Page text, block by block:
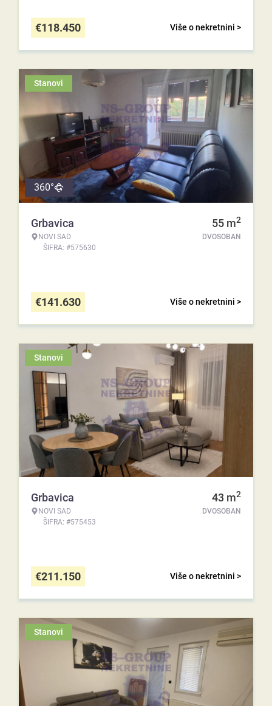
Više o nekretnini >
€118.450
Stanovi
360°
Grbavica
NOVI SAD
ŠIFRA: #575630
55 m2
DVOSOBAN
Više o nekretnini >
€141.630
Stanovi
Grbavica
NOVI SAD
ŠIFRA: #575453
43 m2
DVOSOBAN
Više o nekretnini >
€211.150
Stanovi